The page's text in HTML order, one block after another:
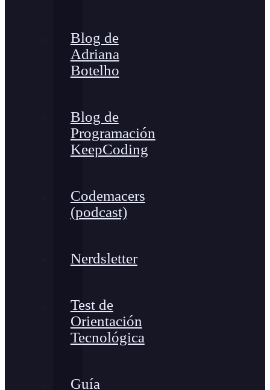
Blog de
Adriana
Botelho
Blog de
Programación
KeepCoding
Codemacers
(podcast)
Nerdsletter
Test de
Orientación
Tecnológica
Guía